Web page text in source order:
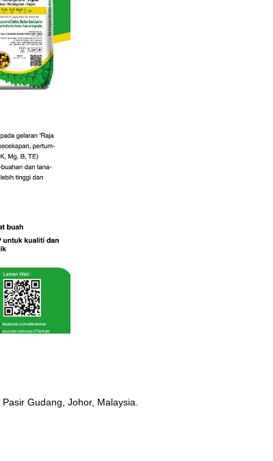
Gudang, Johor, Malaysia.